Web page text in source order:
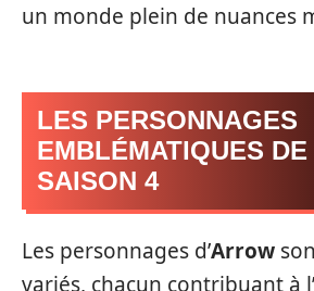
un monde plein de nuances
LES PERSONNAGES
EMBLÉMATIQUES
SAISON 4
Les personnages d’Arrow
variés, chacun contribuant à